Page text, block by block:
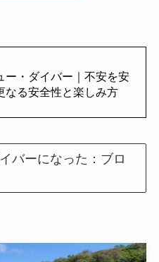
ー・ダイバー｜不安を安
なる安全性と楽しみ方
バーになった：ブロ